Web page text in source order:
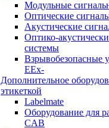
Модульные
Оптические
Акустические
Оптико-
системы
Взрывобезопасные
EEx-
Дополнительное
этикеткой
Labelmate
Оборудование для
CAB